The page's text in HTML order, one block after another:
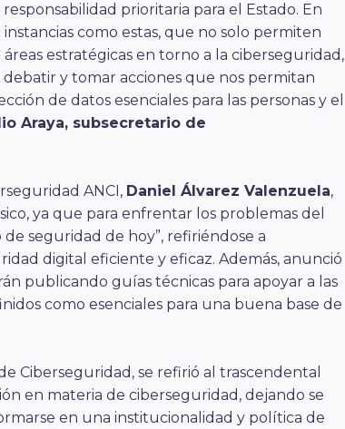
prioritaria para el Estado. En
como estas, que no solo permiten
estratégicas en torno a la ciberseguridad,
y tomar acciones que nos permitan
de datos esenciales para las personas y el
Araya, subsecretario de
ANCI, Daniel Álvarez Valenzuela,
ya que para enfrentar los problemas del
seguridad de hoy”, refiriéndose a
digital eficiente y eficaz. Además, anunció
publicando guías técnicas para apoyar a las
como esenciales para una buena base de
Ciberseguridad, se refirió al trascendental
en materia de ciberseguridad, dejando se
en una institucionalidad y política de